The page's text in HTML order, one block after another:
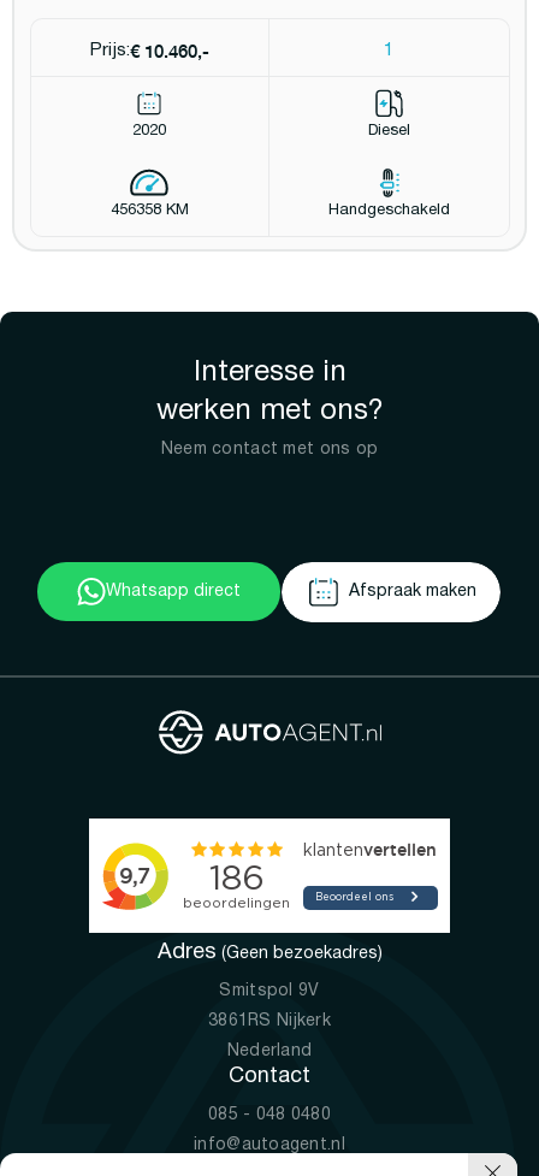
Prijs:€ 10.460,- 1
2020 Diesel
456358 KM Handgeschakeld
Interesse in
werken met ons?
Neem contact met ons op
Whatsapp direct Afspraak maken
Adres (Geen bezoekadres)
Smitspol 9V
3861RS Nijkerk
Nederland
Contact
085 - 048 0480
info@autoagent.nl